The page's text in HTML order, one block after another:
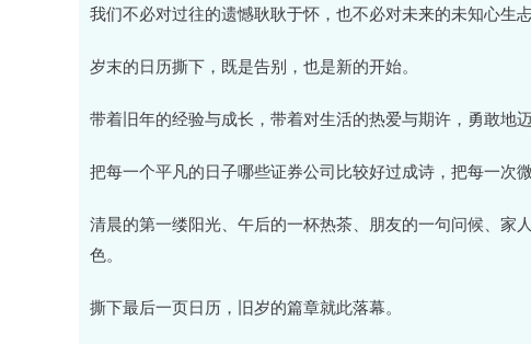
我们不必对过往的遗憾耿耿于怀，也不必对未来的未知心生忐
岁末的日历撕下，既是告别，也是新的开始。
带着旧年的经验与成长，带着对生活的热爱与期许，勇敢地迈
把每一个平凡的日子哪些证券公司比较好过成诗，把每一次
清晨的第一缕阳光、午后的一杯热茶、朋友的一句问候、家
色。
撕下最后一页日历，旧岁的篇章就此落幕。